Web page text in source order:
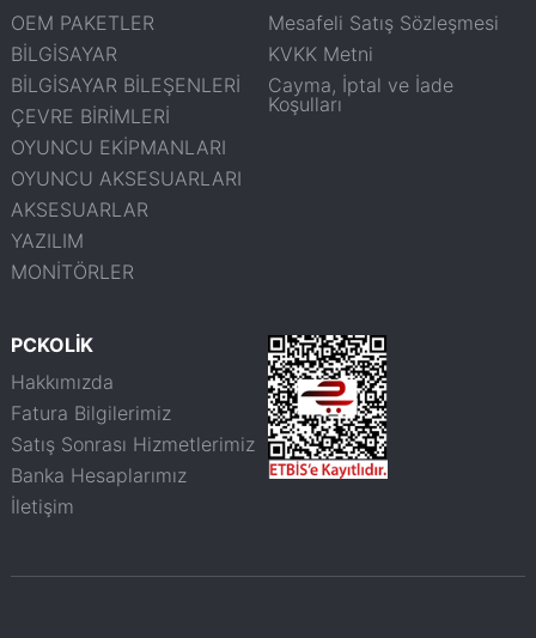
OEM PAKETLER
BİLGİSAYAR
BİLGİSAYAR BİLEŞENLERİ
ÇEVRE BİRİMLERİ
OYUNCU EKİPMANLARI
OYUNCU AKSESUARLARI
AKSESUARLAR
YAZILIM
MONİTÖRLER
Mesafeli Satış Sözleşmesi
KVKK Metni
Cayma, İptal ve İade
Koşulları
PCKOLİK
Hakkımızda
Fatura Bilgilerimiz
Satış Sonrası Hizmetlerimiz
Banka Hesaplarımız
İletişim